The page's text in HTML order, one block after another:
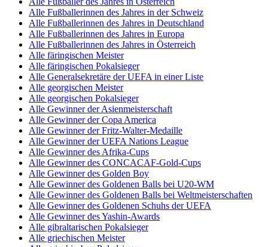
Alle Fußballerinnen des Jahres in der Schweiz
Alle Fußballerinnen des Jahres in Deutschland
Alle Fußballerinnen des Jahres in Europa
Alle Fußballerinnen des Jahres in Österreich
Alle färingischen Meister
Alle färingischen Pokalsieger
Alle Generalsekretäre der UEFA in einer Liste
Alle georgischen Meister
Alle georgischen Pokalsieger
Alle Gewinner der Asienmeisterschaft
Alle Gewinner der Copa America
Alle Gewinner der Fritz-Walter-Medaille
Alle Gewinner der UEFA Nations League
Alle Gewinner des Afrika-Cups
Alle Gewinner des CONCACAF-Gold-Cups
Alle Gewinner des Golden Boy
Alle Gewinner des Goldenen Balls bei U20-WM
Alle Gewinner des Goldenen Balls bei Weltmeisterschaften
Alle Gewinner des Goldenen Schuhs der UEFA
Alle Gewinner des Yashin-Awards
Alle gibraltarischen Pokalsieger
Alle griechischen Meister